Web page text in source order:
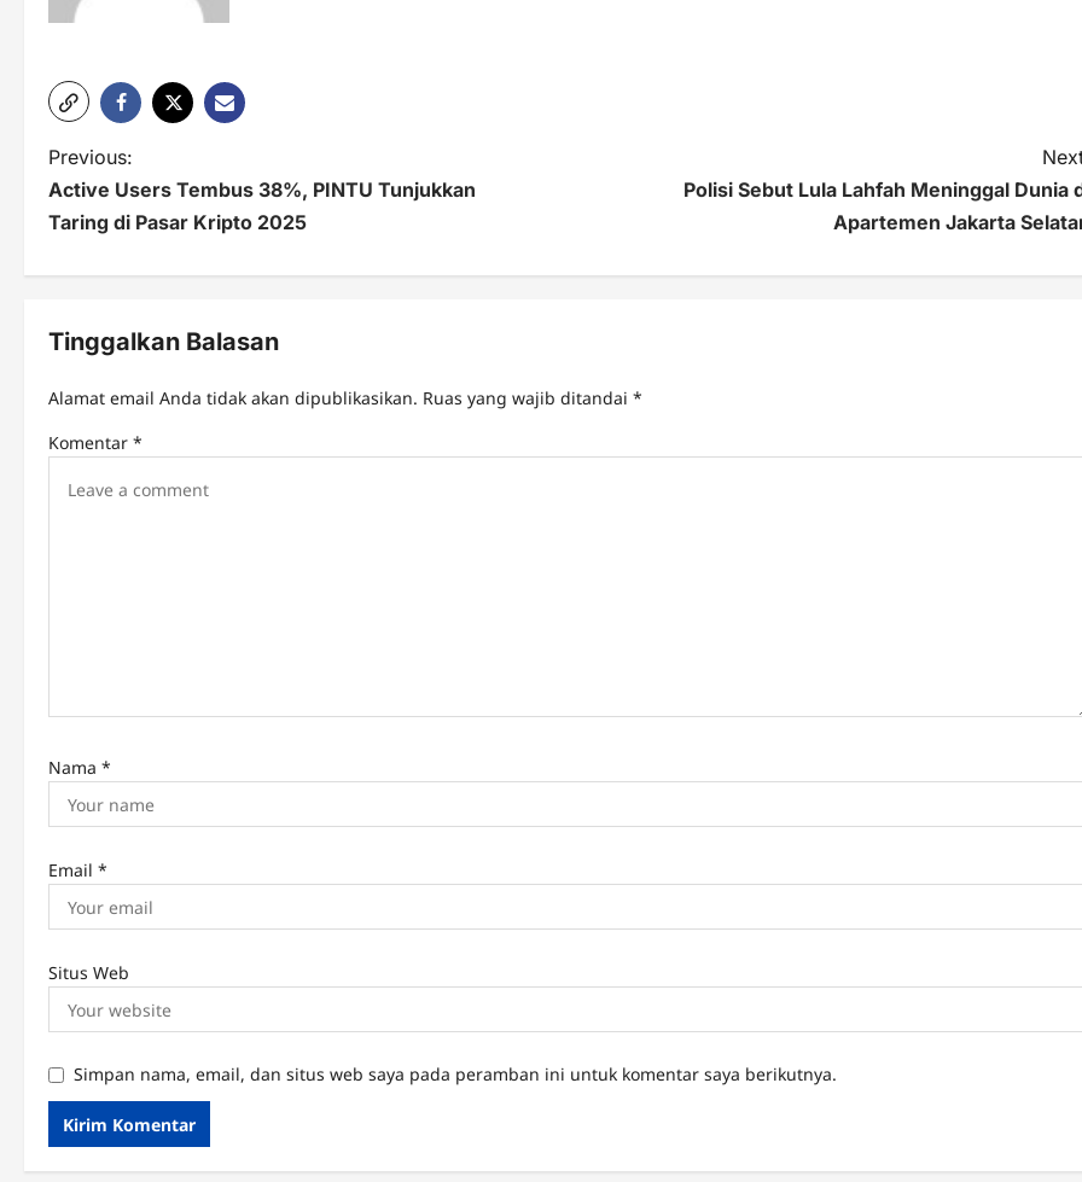
P
o
n
i
n
Previous:
Active Users Tembus 38%, PINTU Tunjukkan
Taring di Pasar Kripto 2025
Polisi Sebut Lula Lahfah Meninggal Dunia
Apartemen Jakarta
Tinggalkan Balasan
Alamat email Anda tidak akan dipublikasikan. Ruas yang wajib ditandai *
Komentar *
Nama *
Email *
Situs Web
Simpan nama, email, dan situs web saya pada peramban ini untuk komentar saya berikutnya.